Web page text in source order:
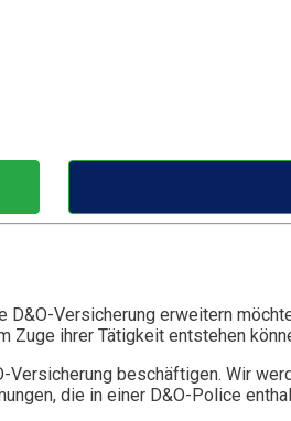
Versicherung erweitern
Zuge ihrer Tätigkeit entstehen
beschäftigen. Wir
die in einer D&O-Police